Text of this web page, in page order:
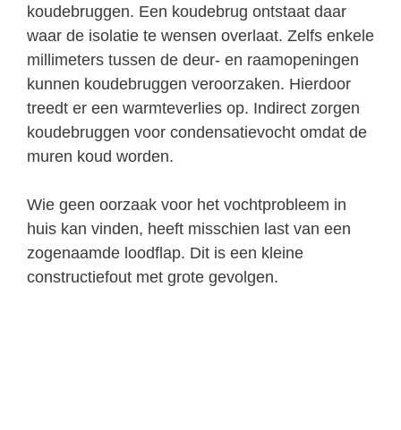
koudebruggen. Een koudebrug ontstaat daar
waar de isolatie te wensen overlaat. Zelfs enkele
millimeters tussen de deur- en raamopeningen
kunnen koudebruggen veroorzaken. Hierdoor
treedt er een warmteverlies op. Indirect zorgen
koudebruggen voor condensatievocht omdat de
muren koud worden.
Wie geen oorzaak voor het vochtprobleem in
huis kan vinden, heeft misschien last van een
zogenaamde loodflap. Dit is een kleine
constructiefout met grote gevolgen.